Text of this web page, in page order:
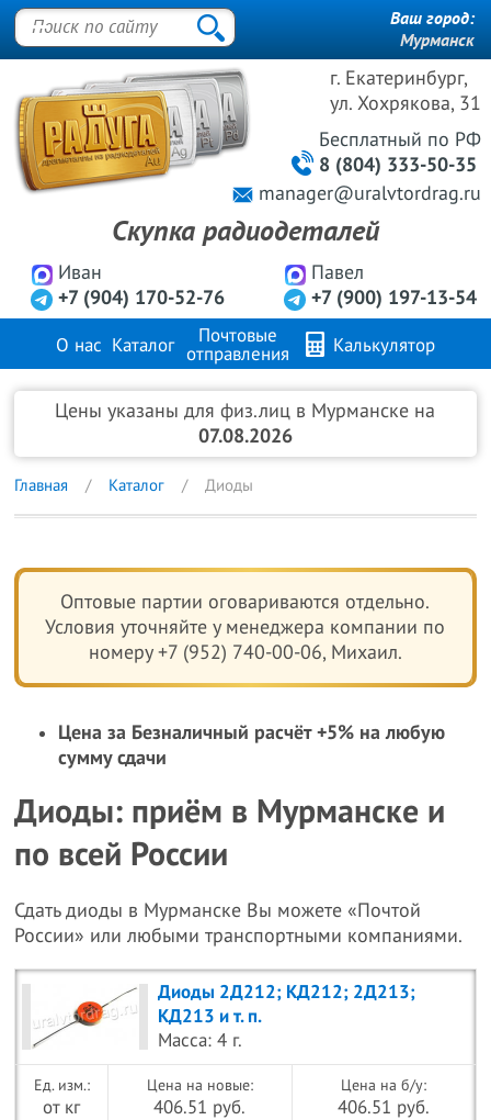
г. Екатеринбург,
ул. Хохрякова, 31
Иван
+7 (904) 170-52-76
Павел
+7 (900) 197-13-54
Бесплатный по РФ
8 (804) 333-50-35
manager@uralvtordrag.ru
Скупка радиодеталей
Ваш город:
Мурманск
О нас Каталог
Почтовые
отправления
Калькулятор
Продажа металлов Контакты
Цены указаны для физ.лиц в Мурманске на
07.08.2026
Главная Каталог Диоды
Оптовые партии оговариваются отдельно.
Условия уточняйте у менеджера компании по
номеру +7 (952) 740-00-06, Михаил.
Цена за Безналичный расчёт +5% на любую
сумму сдачи
Диоды: приём в Мурманске и
по всей России
Сдать диоды в Мурманске Вы можете «Почтой
России» или любыми транспортными компаниями.
Диоды 2Д212; КД212; 2Д213;
КД213 и т. п.
Масса: 4 г.
от кг
Цена на новые:
406.51 руб.
Цена на б/у:
406.51 руб.